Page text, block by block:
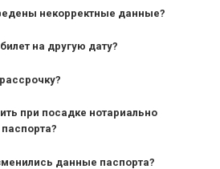
некорректные данные?
на другую дату?
при посадке нотариально
данные паспорта?